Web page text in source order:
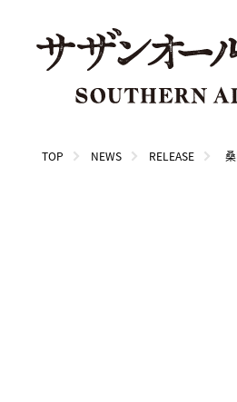
TOP NEWS RELEASE